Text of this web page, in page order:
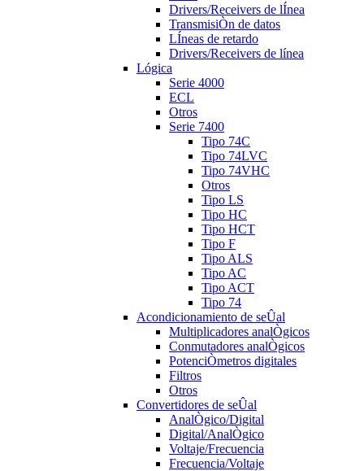
Drivers/Receivers de lÍnea
TransmisiÒn de datos
LÍneas de retardo
Drivers/Receivers de línea
Lógica
Serie 4000
ECL
Otros
Serie 7400
Tipo 74C
Tipo 74LVC
Tipo 74VHC
Otros
Tipo LS
Tipo HC
Tipo HCT
Tipo F
Tipo ALS
Tipo AC
Tipo ACT
Tipo 74
Acondicionamiento de seÛal
Multiplicadores analÒgicos
Conmutadores analÒgicos
PotenciÒmetros digitales
Filtros
Otros
Convertidores de seÛal
AnalÒgico/Digital
Digital/AnalÒgico
Voltaje/Frecuencia
Frecuencia/Voltaje